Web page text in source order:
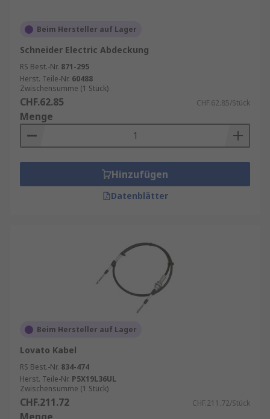
Beim Hersteller auf Lager
Schneider Electric Abdeckung
RS Best.-Nr. 871-295
Herst. Teile-Nr. 60488
Zwischensumme (1 Stück)
CHF.62.85 CHF.62.85/Stück
Menge
Hinzufügen
Datenblätter
Beim Hersteller auf Lager
Lovato Kabel
RS Best.-Nr. 834-474
Herst. Teile-Nr. P5X19L36UL
Zwischensumme (1 Stück)
CHF.211.72 CHF.211.72/Stück